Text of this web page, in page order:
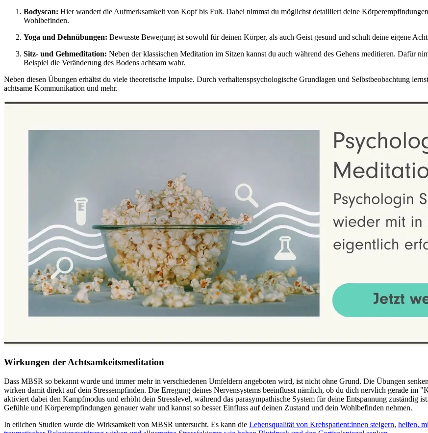
Bodyscan: Hier wandert die Aufmerksamkeit von Kopf bis Fuß. Dabei nimmst du möglichst detailliert deine
Wohlbefinden.
Yoga und Dehnübungen: Bewusste Bewegung ist sowohl für deinen Körper, als auch Geist gesund und schult deine eigene
Sitz- und Gehmeditation: Neben der klassischen Meditation im Sitzen kannst du auch während des Gehens meditieren. Dafür
Beispiel die Veränderung des Bodens achtsam wahr.
Neben diesen Übungen erhältst du viele theoretische Impulse. Durch verhaltenspsychologische Grundlagen und Selbstbeobachtung
achtsame Kommunikation und mehr.
Wirkungen der Achtsamkeitsmeditation
Dass MBSR so bekannt wurde und immer mehr in verschiedenen Umfeldern angeboten wird, ist nicht ohne Grund. Die Übungen
wirken damit direkt auf dein Stressempfinden. Die Erregung deines Nervensystems beeinflusst nämlich, ob du dich nervlich gerade im
aktiviert dabei den Kampfmodus und erhöht dein Stresslevel, während das parasympathische System für deine Entspannung zuständig
Gefühle und Körperempfindungen genauer wahr und kannst so besser Einfluss auf deinen Zustand und dein Wohlbefinden nehmen.
In etlichen Studien wurde die Wirksamkeit von MBSR untersucht. Es kann die Lebensqualität von Krebspatient:innen steigern, helfen,